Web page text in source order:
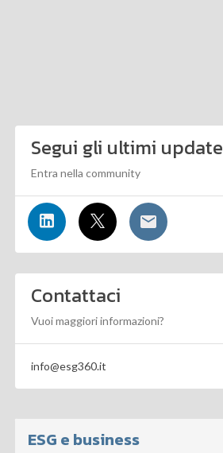
Segui gli ultimi update
Entra nella community
Contattaci
Vuoi maggiori informazioni?
info@esg360.it
ESG e business